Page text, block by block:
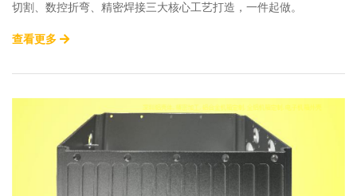
切割、数控折弯、精密焊接三大核心工艺打造，一件起做。
查看更多